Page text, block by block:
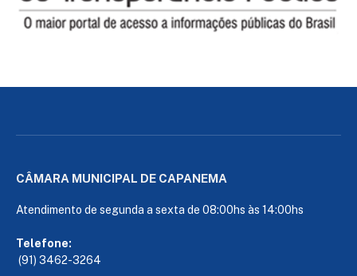
CÂMARA MUNICIPAL DE CAPANEMA
Atendimento de segunda a sexta de 08:00hs às 14:00hs
Telefone:
(91) 3462-3264